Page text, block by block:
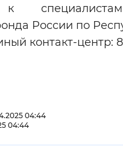
к
России по
контакт-центр:
04:44
04:44